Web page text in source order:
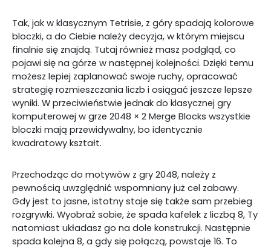
Tak, jak w klasycznym Tetrisie, z góry spadają kolorowe
bloczki, a do Ciebie należy decyzja, w którym miejscu
finalnie się znajdą. Tutaj również masz podgląd, co
pojawi się na górze w następnej kolejności. Dzięki temu
możesz lepiej zaplanować swoje ruchy, opracować
strategię rozmieszczania liczb i osiągać jeszcze lepsze
wyniki. W przeciwieństwie jednak do klasycznej gry
komputerowej w grze 2048 × 2 Merge Blocks wszystkie
bloczki mają przewidywalny, bo identycznie
kwadratowy kształt.
Przechodząc do motywów z gry 2048, należy z
pewnością uwzględnić wspomniany już cel zabawy.
Gdy jest to jasne, istotny staje się także sam przebieg
rozgrywki. Wyobraź sobie, że spada kafelek z liczbą 8, Ty
natomiast układasz go na dole konstrukcji. Następnie
spada kolejna 8, a gdy się połączą, powstaje 16. To